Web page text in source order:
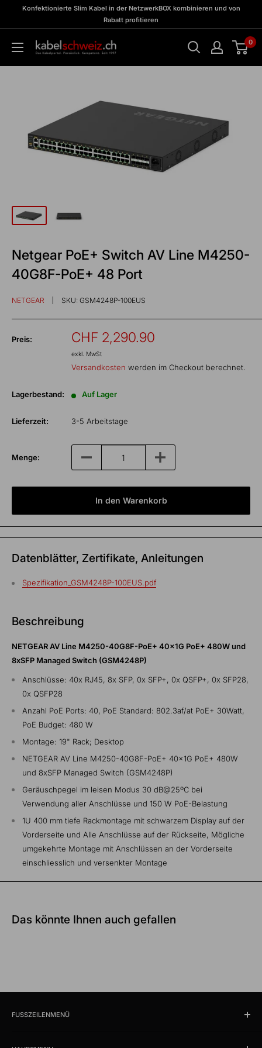
zu
BOX
Konfektionierte Slim Kabel in der NetzwerkBOX kombinieren und von
Rabatt profitieren
kabelschweiz 0
Netgear PoE+ Switch AV Line M4250-
40G8F-PoE+ 48 Port
NETGEAR SKU: GSM4248P-100EUS
Preis: Sonderpreis
CHF 2,290.90
exkl. MwSt
Versandkosten werden im Checkout berechnet.
Lagerbestand: Auf Lager
Lieferzeit: 3-5 Arbeitstage
Menge:
In den Warenkorb
Datenblätter, Zertifikate, Anleitungen
Spezifikation_GSM4248P-100EUS.pdf
Beschreibung
NETGEAR AV Line M4250-40G8F-PoE+ 40x1G PoE+ 480W und
8xSFP Managed Switch (GSM4248P)
Anschlüsse: 40x RJ45, 8x SFP, 0x SFP+, 0x QSFP+, 0x SFP28,
0x QSFP28
Anzahl PoE Ports: 40, PoE Standard: 802.3af/at PoE+ 30Watt,
PoE Budget: 480 W
Montage: 19" Rack; Desktop
NETGEAR AV Line M4250-40G8F-PoE+ 40x1G PoE+ 480W
und 8xSFP Managed Switch (GSM4248P)
Geräuschpegel im leisen Modus 30 dB@25ºC bei
Verwendung aller Anschlüsse und 150 W PoE-Belastung
1U 400 mm tiefe Rackmontage mit schwarzem Display auf der
Vorderseite und Alle Anschlüsse auf der Rückseite, Mögliche
umgekehrte Montage mit Anschlüssen an der Vorderseite
einschliesslich und versenkter Montage
Das könnte Ihnen auch gefallen
FUSSZEILENMENÜ